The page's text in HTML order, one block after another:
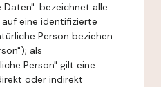
bezeichnet alle
eine identifizierte
Person beziehen
als
Person" gilt eine
oder indirekt